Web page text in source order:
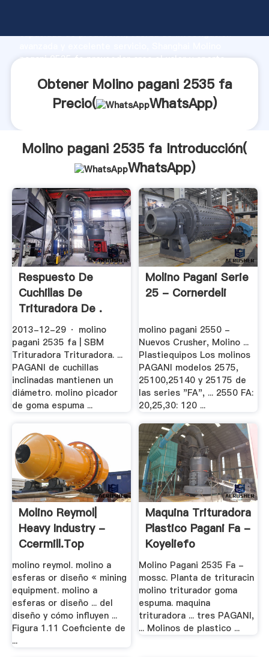
capacidad de producción, fuerza de investigación
pagani 2535 fa proveedor crea el valor y aporta
Obtener Molino pagani 2535 fa
Precio(
WhatsApp)
Molino pagani 2535 fa Introducción(
WhatsApp)
Respuesto De
Cuchillas De
Trituradora De .
2013-12-29 · molino
pagani 2535 fa | SBM
Trituradora Trituradora. ...
PAGANI de cuchillas
inclinadas mantienen un
diámetro. molino picador
de goma espuma ...
Molino Pagani Serie
25 - Cornerdeli
molino pagani 2550 -
Nuevos Crusher, Molino ...
Plastiequipos Los molinos
PAGANI modelos 2575,
25100,25140 y 25175 de
las series "FA", ... 2550 FA:
20,25,30: 120 ...
Molino Reymol|
Heavy Industry -
Ccermill.top
molino reymol. molino a
esferas or diseño « mining
equipment. molino a
esferas or diseño ... del
diseño y cómo influyen ...
Figura 1.11 Coeficiente de
...
Maquina Trituradora
Plastico Pagani Fa -
Koyeliefo
Molino Pagani 2535 Fa -
mossc. Planta de trituracin
molino triturador goma
espuma. maquina
trituradora ... tres PAGANI,
... Molinos de plastico ...